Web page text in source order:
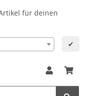
für deinen
✔